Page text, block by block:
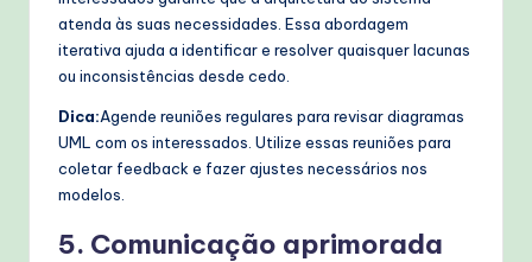
atenda às suas necessidades. Essa abordagem
iterativa ajuda a identificar e resolver quaisquer lacunas
ou inconsistências desde cedo.
Dica:Agende reuniões regulares para revisar diagramas
UML com os interessados. Utilize essas reuniões para
coletar feedback e fazer ajustes necessários nos
modelos.
5. Comunicação aprimorada